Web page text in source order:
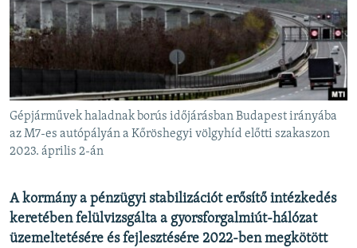
VILÁG
KLÍMAVÁLTOZÁS
A MÚLT TANULSÁGAI
Gépjárművek haladnak borús időjárásban Budapest irányába
az M7-es autópályán a Kőröshegyi völgyhíd előtti szakaszon
2023. április 2-án
A kormány a pénzügyi stabilizációt erősítő intézkedés
keretében felülvizsgálta a gyorsforgalmiút-hálózat
üzemeltetésére és fejlesztésére 2022-ben megkötött